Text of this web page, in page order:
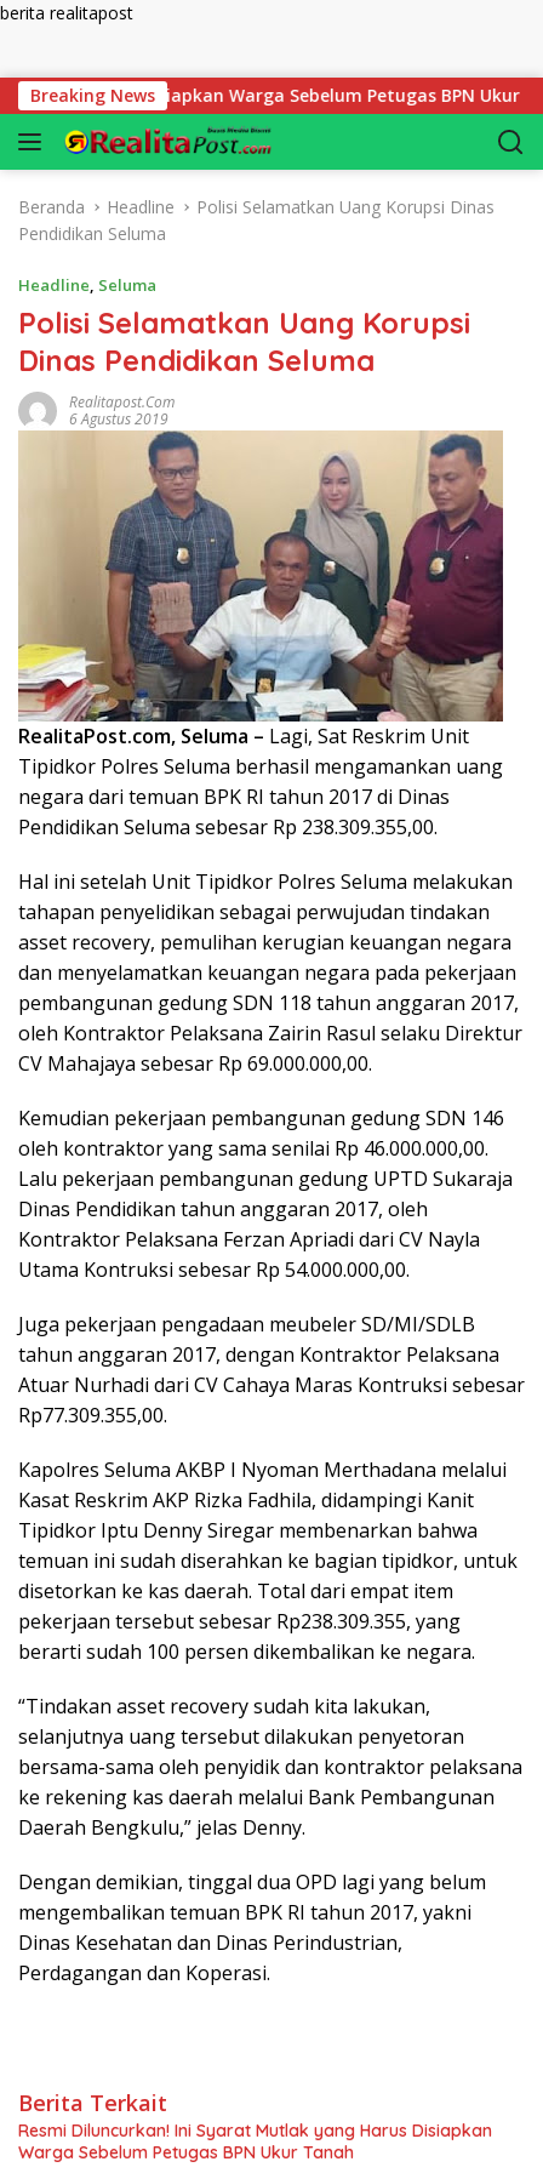
berita realitapost
Breaking News
Harus Disiapkan Warga Sebelum Petugas BPN Ukur Tanah
Beranda Headline
Polisi Selamatkan Uang Korupsi Dinas
Pendidikan Seluma
Headline, Seluma
Polisi Selamatkan Uang Korupsi
Dinas Pendidikan Seluma
Realitapost.com
6 Agustus 2019
RealitaPost.com, Seluma – Lagi, Sat Reskrim Unit
Tipidkor Polres Seluma berhasil mengamankan uang
negara dari temuan BPK RI tahun 2017 di Dinas
Pendidikan Seluma sebesar Rp 238.309.355,00.
Hal ini setelah Unit Tipidkor Polres Seluma melakukan
tahapan penyelidikan sebagai perwujudan tindakan
asset recovery, pemulihan kerugian keuangan negara
dan menyelamatkan keuangan negara pada pekerjaan
pembangunan gedung SDN 118 tahun anggaran 2017,
oleh Kontraktor Pelaksana Zairin Rasul selaku Direktur
CV Mahajaya sebesar Rp 69.000.000,00.
Kemudian pekerjaan pembangunan gedung SDN 146
oleh kontraktor yang sama senilai Rp 46.000.000,00.
Lalu pekerjaan pembangunan gedung UPTD Sukaraja
Dinas Pendidikan tahun anggaran 2017, oleh
Kontraktor Pelaksana Ferzan Apriadi dari CV Nayla
Utama Kontruksi sebesar Rp 54.000.000,00.
Juga pekerjaan pengadaan meubeler SD/MI/SDLB
tahun anggaran 2017, dengan Kontraktor Pelaksana
Atuar Nurhadi dari CV Cahaya Maras Kontruksi sebesar
Rp77.309.355,00.
Kapolres Seluma AKBP I Nyoman Merthadana melalui
Kasat Reskrim AKP Rizka Fadhila, didampingi Kanit
Tipidkor Iptu Denny Siregar membenarkan bahwa
temuan ini sudah diserahkan ke bagian tipidkor, untuk
disetorkan ke kas daerah. Total dari empat item
pekerjaan tersebut sebesar Rp238.309.355, yang
berarti sudah 100 persen dikembalikan ke negara.
“Tindakan asset recovery sudah kita lakukan,
selanjutnya uang tersebut dilakukan penyetoran
bersama-sama oleh penyidik dan kontraktor pelaksana
ke rekening kas daerah melalui Bank Pembangunan
Daerah Bengkulu,” jelas Denny.
Dengan demikian, tinggal dua OPD lagi yang belum
mengembalikan temuan BPK RI tahun 2017, yakni
Dinas Kesehatan dan Dinas Perindustrian,
Perdagangan dan Koperasi.
Berita Terkait
Resmi Diluncurkan! Ini Syarat Mutlak yang Harus Disiapkan
Warga Sebelum Petugas BPN Ukur Tanah